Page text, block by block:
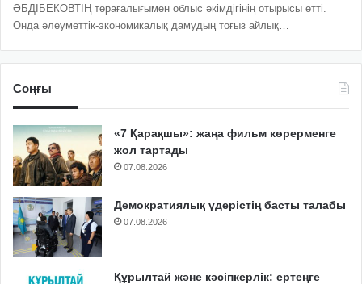
ӘБДІБЕКОВТІҢ төрағалығымен облыс әкімдігінің отырысы өтті.
Онда әлеуметтік-экономикалық дамудың тоғыз айлық…
Соңғы
«7 Қарақшы»: жаңа фильм көрерменге
жол тартады
07.08.2026
Демократиялық үдерістің басты талабы
07.08.2026
Құрылтай және кәсіпкерлік: ертеңге